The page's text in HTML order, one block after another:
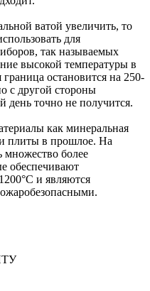
ватой увеличить, то
для
так называемых
высокой температуры в
граница остановится на 250-
с другой стороны
день точно не получится.
как минеральная
плиты в прошлое. На
множество более
обеспечивают
и являются